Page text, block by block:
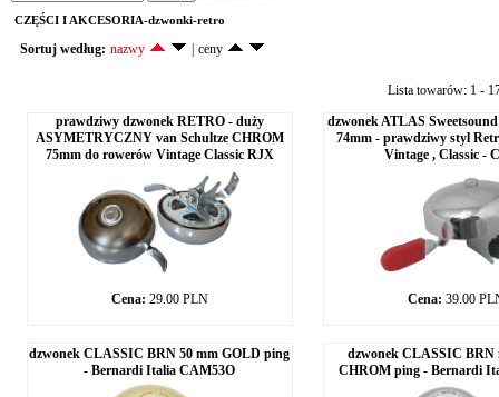
CZĘŚCI I AKCESORIA-dzwonki-retro
Sortuj według: nazwy ceny
Lista towarów: 1 -
prawdziwy dzwonek RETRO - duży
ASYMETRYCZNY van Schultze CHROM
75mm do rowerów Vintage Classic RJX
Cena: 29.00 PLN
dzwonek ATLAS
74mm - prawdziwy styl
Vintage , Classic -
Cena: 39.00
dzwonek CLASSIC BRN 50 mm GOLD ping
- Bernardi Italia CAM53O
dzwonek CLASSIC BRN
CHROM ping - Bernardi